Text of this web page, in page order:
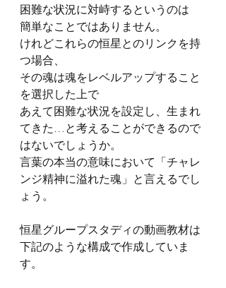
困難な状況に対峙するというのは
簡単なことではありません。
けれどこれらの恒星とのリンクを持
つ場合、
その魂は魂をレベルアップすること
を選択した上で
あえて困難な状況を設定し、生まれ
てきた…と考えることができるので
はないでしょうか。
言葉の本当の意味において「チャレ
ンジ精神に溢れた魂」と言えるでし
ょう。
恒星グループスタディの動画教材は
下記のような構成で作成していま
す。